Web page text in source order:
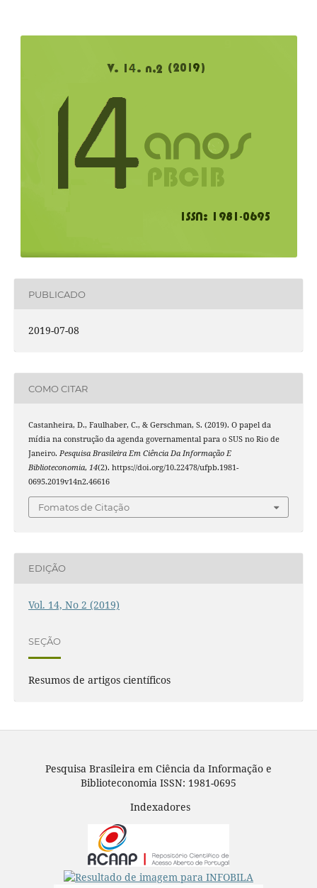
PUBLICADO
2019-07-08
COMO CITAR
Castanheira, D., Faulhaber, C., & Gerschman, S. (2019). O papel da
mídia na construção da agenda governamental para o SUS no Rio de
Janeiro. Pesquisa Brasileira Em Ciência Da Informação E
Biblioteconomia, 14(2). https://doi.org/10.22478/ufpb.1981-
0695.2019v14n2.46616
Fomatos de Citação
EDIÇÃO
Vol. 14, No 2 (2019)
SEÇÃO
Resumos de artigos científicos
Pesquisa Brasileira em Ciência da Informação e
Biblioteconomia ISSN: 1981-0695
Indexadores